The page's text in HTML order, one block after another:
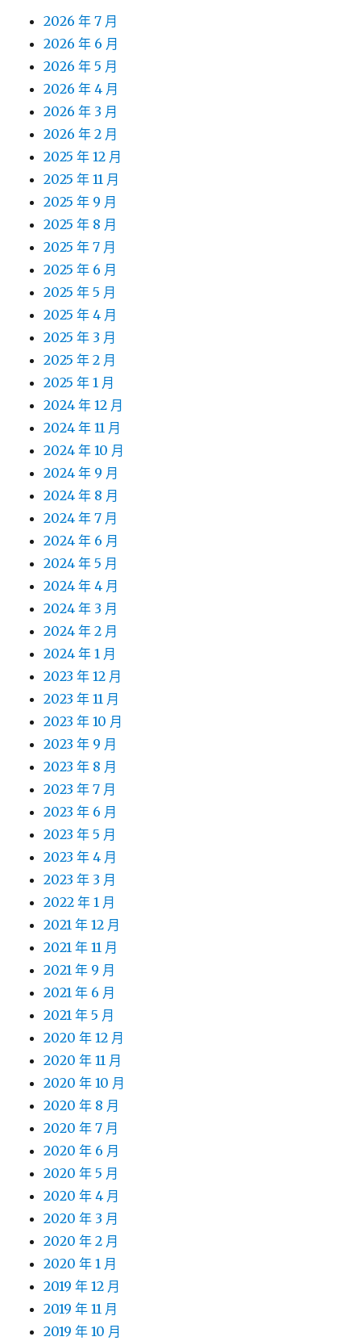
2026 年 7 月
2026 年 6 月
2026 年 5 月
2026 年 4 月
2026 年 3 月
2026 年 2 月
2025 年 12 月
2025 年 11 月
2025 年 9 月
2025 年 8 月
2025 年 7 月
2025 年 6 月
2025 年 5 月
2025 年 4 月
2025 年 3 月
2025 年 2 月
2025 年 1 月
2024 年 12 月
2024 年 11 月
2024 年 10 月
2024 年 9 月
2024 年 8 月
2024 年 7 月
2024 年 6 月
2024 年 5 月
2024 年 4 月
2024 年 3 月
2024 年 2 月
2024 年 1 月
2023 年 12 月
2023 年 11 月
2023 年 10 月
2023 年 9 月
2023 年 8 月
2023 年 7 月
2023 年 6 月
2023 年 5 月
2023 年 4 月
2023 年 3 月
2022 年 1 月
2021 年 12 月
2021 年 11 月
2021 年 9 月
2021 年 6 月
2021 年 5 月
2020 年 12 月
2020 年 11 月
2020 年 10 月
2020 年 8 月
2020 年 7 月
2020 年 6 月
2020 年 5 月
2020 年 4 月
2020 年 3 月
2020 年 2 月
2020 年 1 月
2019 年 12 月
2019 年 11 月
2019 年 10 月